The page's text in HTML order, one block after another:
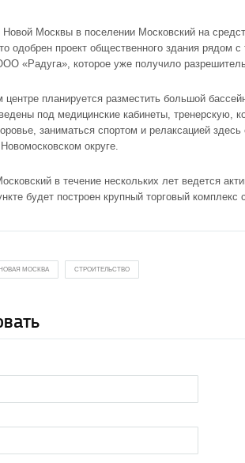
Новой Москвы в поселении Московский на
одобрен проект общественного здания рядом
«Радуга», которое уже получило
центре планируется разместить большой
под медицинские кабинеты, тренерскую,
заниматься спортом и релаксацией
округе.
в течение нескольких лет ведется
будет построен крупный торговый
НОВАЯ МОСКВА СТРОИТЕЛЬСТВО